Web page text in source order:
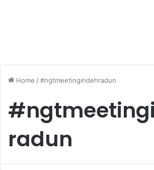
Home /#ngtmeetingindehradun
radun